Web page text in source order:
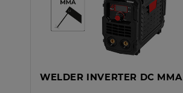
WELDER INVERTER DC MMA